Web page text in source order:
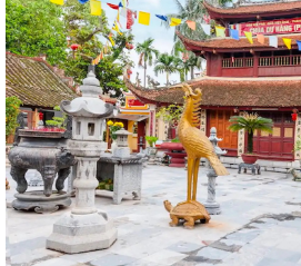
THÔNG BÁO Lịch tiếp công dân định kỳ
xã Quý III, IV năm 2026
Bộ Chính trị tổ chức hội nghị toàn quốc sơ
tổ chức tổng thể của hệ...
Luật sửa đổi bổ sung một số điều của
nại, luật tố cáo
Luật sửa đổi, bổ sung một số điều của